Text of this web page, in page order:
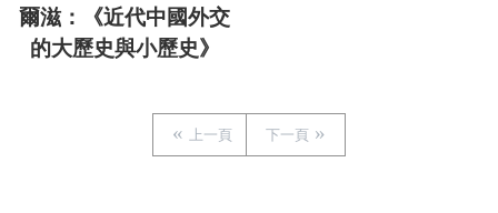
爾滋：《近代中國外交
的大歷史與小歷史》
上一頁 下一頁